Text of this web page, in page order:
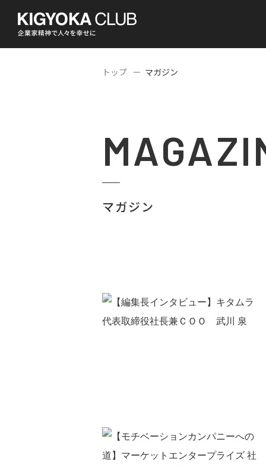
トップ マガジン
マガジン